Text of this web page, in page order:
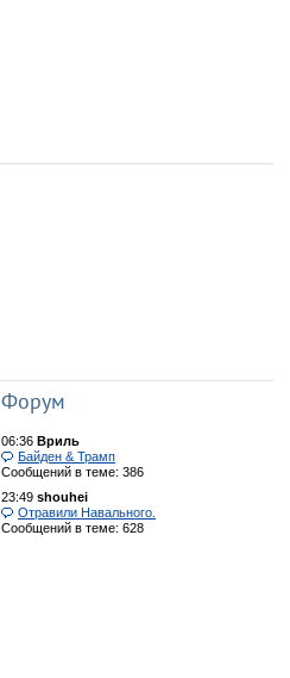
Форум
06:36 Вриль
Байден & Трамп
Сообщений в теме: 386
23:49 shouhei
Отравили Навального.
Сообщений в теме: 628